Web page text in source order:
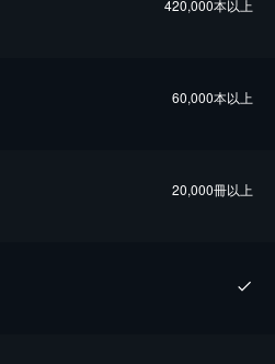
420,000本以上
60,000本以上
20,000冊以上